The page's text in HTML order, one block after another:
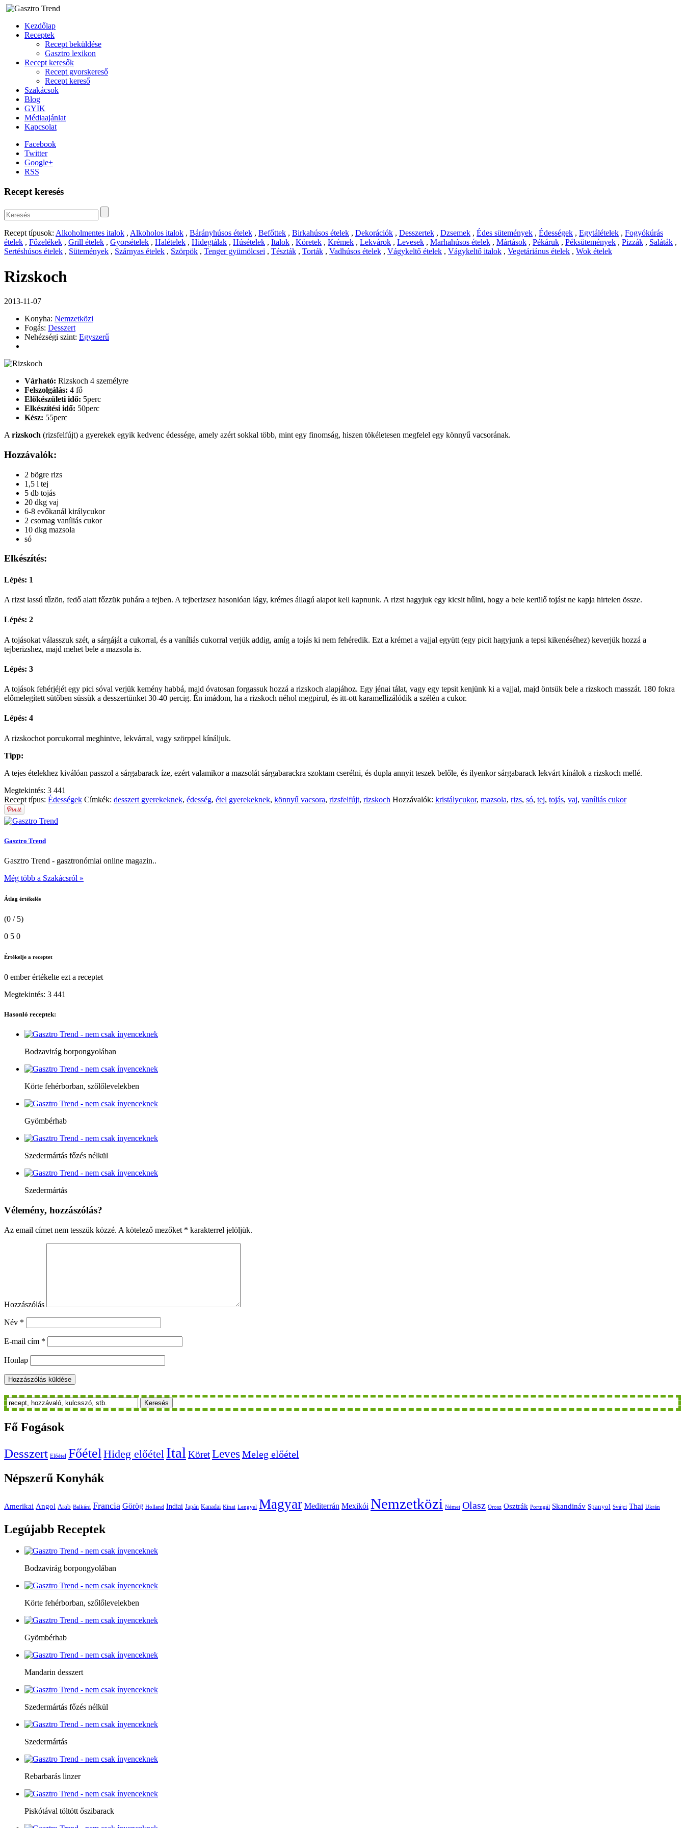
Kezdőlap
Receptek
Recept beküldése
Gasztro lexikon
Recept keresők
Recept gyorskereső
Recept kereső
Szakácsok
Blog
GYIK
Médiaajánlat
Kapcsolat
Facebook
Twitter
Google+
RSS
Recept keresés
Recept típusok: Alkoholmentes italok , Alkoholos italok , Bárányhúsos ételek , Befőttek , Birkahúsos ételek , Dekorációk , Desszertek , Dzsemek , Édes sütemények , Édességek , Egytálételek , Fogyókúrás
ételek , Főzelékek , Grill ételek , Gyorsételek , Halételek , Hidegtálak , Húsételek , Italok , Köretek , Krémek , Lekvárok , Levesek , Marhahúsos ételek , Mártások , Pékáruk , Péksütemények , Pizzák , Saláták ,
Sertéshúsos ételek , Sütemények , Szárnyas ételek , Szörpök , Tenger gyümölcsei , Tészták , Torták , Vadhúsos ételek , Vágykeltő ételek , Vágykeltő italok , Vegetáriánus ételek , Wok ételek
Rizskoch
2013-11-07
Konyha: Nemzetközi
Fogás: Desszert
Nehézségi szint: Egyszerű
Várható: Rizskoch 4 személyre
Felszolgálás: 4 fő
Előkészületi idő: 5perc
Elkészítési idő: 50perc
Kész: 55perc
A rizskoch (rizsfelfújt) a gyerekek egyik kedvenc édessége, amely azért sokkal több, mint egy finomság, hiszen tökéletesen megfelel egy könnyű vacsorának.
Hozzávalók:
2 bögre rizs
1,5 l tej
5 db tojás
20 dkg vaj
6-8 evőkanál királycukor
2 csomag vaníliás cukor
10 dkg mazsola
só
Elkészítés:
Lépés: 1
A rizst lassú tűzön, fedő alatt főzzük puhára a tejben. A tejberizsez hasonlóan lágy, krémes állagú alapot kell kapnunk. A rizst hagyjuk egy kicsit hűlni, hogy a bele kerülő tojást ne kapja hirtelen össze.
Lépés: 2
A tojásokat válasszuk szét, a sárgáját a cukorral, és a vaníliás cukorral verjük addig, amíg a tojás ki nem fehéredik. Ezt a krémet a vajjal együtt (egy picit hagyjunk a tepsi kikenéséhez) keverjük hozzá a
tejberizshez, majd mehet bele a mazsola is.
Lépés: 3
A tojások fehérjéjét egy pici sóval verjük kemény habbá, majd óvatosan forgassuk hozzá a rizskoch alapjához. Egy jénai tálat, vagy egy tepsit kenjünk ki a vajjal, majd öntsük bele a rizskoch masszát. 180 fokra
előmelegített sütőben süssük a desszertünket 30-40 percig. Én imádom, ha a rizskoch néhol megpirul, és itt-ott karamellizálódik a szélén a cukor.
Lépés: 4
A rizskochot porcukorral meghintve, lekvárral, vagy szörppel kínáljuk.
Tipp:
A tejes ételekhez kiválóan passzol a sárgabarack íze, ezért valamikor a mazsolát sárgabarackra szoktam cserélni, és dupla annyit teszek belőle, és ilyenkor sárgabarack lekvárt kínálok a rizskoch mellé.
Megtekintés: 3 441
Recept típus: Édességek Címkék: desszert gyerekeknek, édesség, étel gyerekeknek, könnyű vacsora, rizsfelfújt, rizskoch Hozzávalók: kristálycukor, mazsola, rizs, só, tej, tojás, vaj, vaníliás cukor
Gasztro Trend
Gasztro Trend - gasztronómiai online magazin..
Még több a Szakácsról »
Átlag értékelés
(0 / 5)
0 5 0
Értékelje a receptet
0 emberértékelte ezt a receptet
Megtekintés: 3 441
Hasonló receptek:
Bodzavirág borpongyolában
Körte fehérborban, szőlőlevelekben
Gyömbérhab
Szedermártás főzés nélkül
Szedermártás
Vélemény, hozzászólás?
Az email címet nem tesszük közzé. A kötelező mezőket * karakterrel jelöljük.
Hozzászólás
Név *
E-mail cím *
Honlap
Keresés
Fő Fogások
Desszert Előétel FőételHideg előétel Ital KöretLeves Meleg előétel
Népszerű Konyhák
Amerikai Angol Arab Balkáni Francia Görög Holland Indiai Japán Kanadai Kínai Lengyel Magyar Mediterrán Mexikói Nemzetközi Német Olasz Orosz Osztrák Portugál Skandináv Spanyol Svájci Thai Ukrán
Legújabb Receptek
Bodzavirág borpongyolában
Körte fehérborban, szőlőlevelekben
Gyömbérhab
Mandarin desszert
Szedermártás főzés nélkül
Szedermártás
Rebarbarás linzer
Piskótával töltött őszibarack